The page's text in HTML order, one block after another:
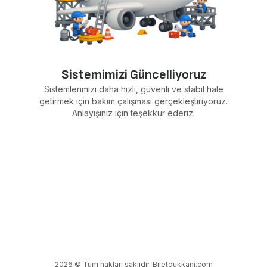
Sistemimizi Güncelliyoruz
Sistemlerimizi daha hızlı, güvenli ve stabil hale
getirmek için bakım çalışması gerçekleştiriyoruz.
Anlayışınız için teşekkür ederiz.
2026 © Tüm hakları saklıdır. Biletdukkani.com